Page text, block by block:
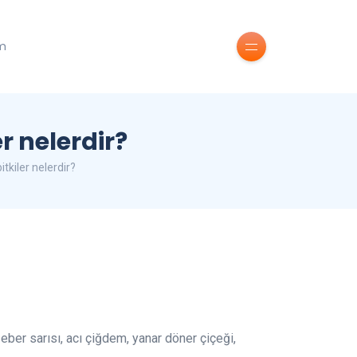
nelerdir?
nelerdir?
sarısı, acı çiğdem, yanar döner çiçeği,